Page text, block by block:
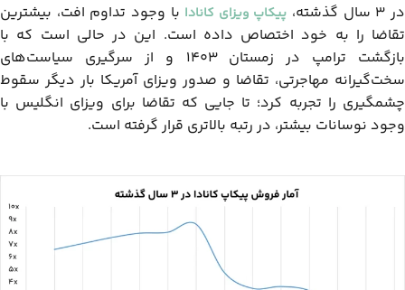
در ۳ سال گذشته، پیکاپ ویزای کانادا با وجود تداوم افت، بیشترین
تقاضا را به خود اختصاص داده است. این در حالی است که با
بازگشت ترامپ در زمستان ۱۴۰۳ و از سرگیری سیاست‌های
سخت‌گیرانه مهاجرتی، تقاضا و صدور ویزای آمریکا بار دیگر سقوط
چشمگیری را تجربه کرد؛ تا جایی که تقاضا برای ویزای انگلیس با
وجود نوسانات بیشتر، در رتبه بالاتری قرار گرفته است.